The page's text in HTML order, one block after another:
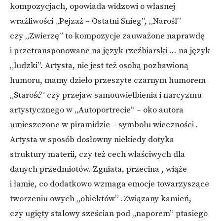
kompozycjach, opowiada widzowi o własnej
wrażliwości „Pejzaż – Ostatni Śnieg”, „Narośl”
czy „Zwierzę” to kompozycje zauważone naprawdę
i przetransponowane na język rzeźbiarski … na język
„ludzki”. Artysta, nie jest też osobą pozbawioną
humoru, mamy dzieło przeszyte czarnym humorem
„Starość” czy przejaw samouwielbienia i narcyzmu
artystycznego w „Autoportrecie” – oko autora
umieszczone w piramidzie – symbolu wieczności .
Artysta w sposób dosłowny niekiedy dotyka
struktury materii, czy też cech właściwych dla
danych przedmiotów. Zgniata, przecina , wiąże
i łamie, co dodatkowo wzmaga emocje towarzyszące
tworzeniu owych „obiektów” .Związany kamień,
czy ugięty stalowy sześcian pod „naporem” ptasiego